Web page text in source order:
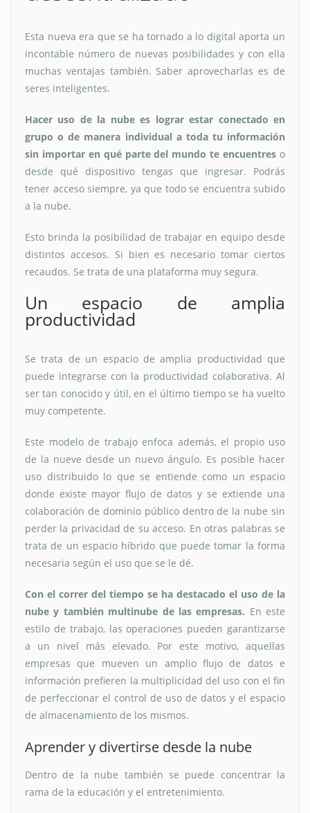
Esta nueva era que se ha tornado a lo digital aporta un
incontable número de nuevas posibilidades y con ella
muchas ventajas también. Saber aprovecharlas es de
seres inteligentes.
Hacer uso de la nube es lograr estar conectado en
grupo o de manera individual a toda tu información
sin importar en qué parte del mundo te encuentres o
desde qué dispositivo tengas que ingresar. Podrás
tener acceso siempre, ya que todo se encuentra subido
a la nube.
Esto brinda la posibilidad de trabajar en equipo desde
distintos accesos. Si bien es necesario tomar ciertos
recaudos. Se trata de una plataforma muy segura.
Un espacio de amplia
productividad
Se trata de un espacio de amplia productividad que
puede integrarse con la productividad colaborativa. Al
ser tan conocido y útil, en el último tiempo se ha vuelto
muy competente.
Este modelo de trabajo enfoca además, el propio uso
de la nueve desde un nuevo ángulo. Es posible hacer
uso distribuido lo que se entiende como un espacio
donde existe mayor flujo de datos y se extiende una
colaboración de dominio público dentro de la nube sin
perder la privacidad de su acceso. En otras palabras se
trata de un espacio híbrido que puede tomar la forma
necesaria según el uso que se le dé.
Con el correr del tiempo se ha destacado el uso de la
nube y también multinube de las empresas. En este
estilo de trabajo, las operaciones pueden garantizarse
a un nivel más elevado. Por este motivo, aquellas
empresas que mueven un amplio flujo de datos e
información prefieren la multiplicidad del uso con el fin
de perfeccionar el control de uso de datos y el espacio
de almacenamiento de los mismos.
Aprender y divertirse desde la nube
Dentro de la nube también se puede concentrar la
rama de la educación y el entretenimiento.